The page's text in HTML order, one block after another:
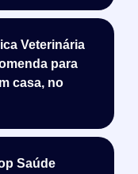
Veterinária
para
casa, no
Saúde